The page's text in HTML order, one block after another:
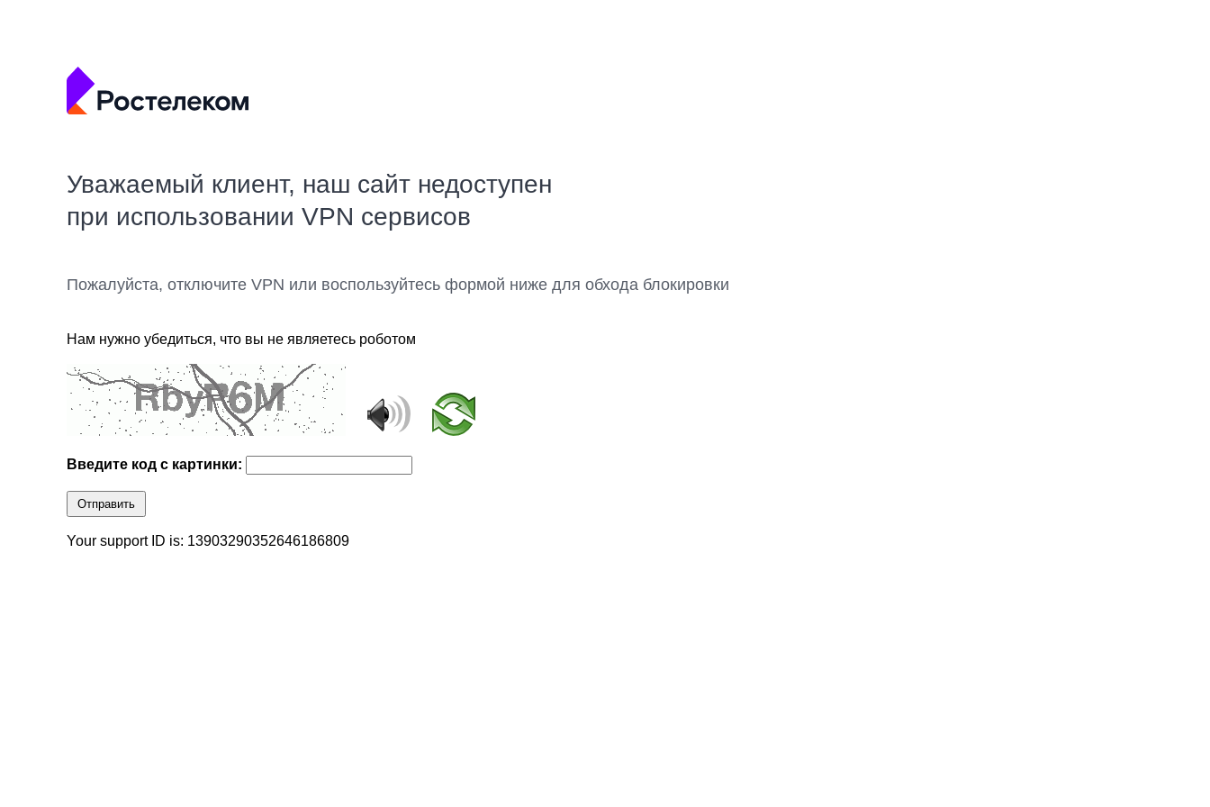
Уважаемый клиент, наш сайт недоступен
при использовании VPN сервисов
Пожалуйста, отключите VPN или воспользуйтесь формой ниже для обхода блокировки
Нам нужно убедиться, что вы не являетесь роботом
Введите код с картинки:
Отправить
Your support ID is: 13903290352646186809